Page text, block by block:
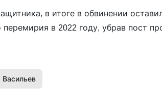
в итоге в обвинении
в 2022 году, убрав пост
Васильев